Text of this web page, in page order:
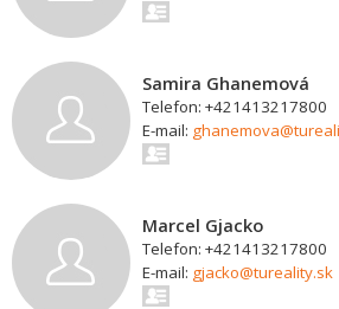
Samira Ghanemová
Telefon: +421413217800
E-mail:
Marcel Gjacko
Telefon: +421413217800
E-mail: gjacko@tureality.sk